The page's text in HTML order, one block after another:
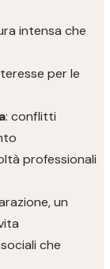
intensa che
per le
: conflitti
professionali
un
che